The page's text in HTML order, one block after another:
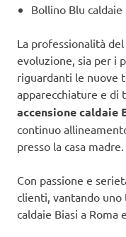
Bollino Blu caldaie
La professionalità
evoluzione, sia per i
riguardanti le nuove
apparecchiature e
accensione caldaie
continuo
presso la casa madre.
Con passione e
clienti, vantando
caldaie Biasi a Roma